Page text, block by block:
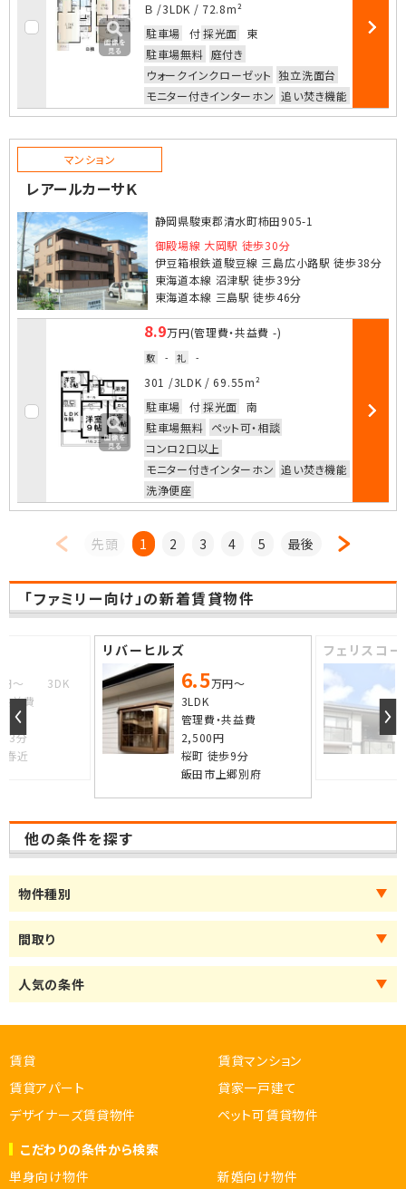
Ｂ /3LDK / 72.8m²
駐車場
付採光面
東
駐車場無料 庭付き
ウォークインクローゼット 独立洗面台
モニター付きインターホン 追い焚き機能
マンション
レアールカーサＫ
静岡県駿東郡清水町柿田905-1
御殿場線 大岡駅 徒歩30分
伊豆箱根鉄道駿豆線 三島広小路駅 徒歩38分
東海道本線 沼津駅 徒歩39分
東海道本線 三島駅 徒歩46分
8.9万円(管理費・共益費 -)
敷 - 礼 -
301 /3LDK /69.55m²
駐車場
付採光面
南
駐車場無料 ペット可・相談
コンロ2口以上
モニター付きインターホン 追い焚き機能
洗浄便座
先頭 1 2 3 4 5 最後
「ファミリー向け」の新着賃貸物件
円～ 3DK
共益費
3分
春近
リバーヒルズ
6.5万円～
3LDK
管理費・共益費
2,500円
桜町 徒歩9分
飯田市上郷別府
フェリスコ
他の条件を探す
物件種別
間取り
人気の条件
賃貸
賃貸マンション
賃貸アパート
貸家一戸建て
デザイナーズ賃貸物件
ペット可賃貸物件
こだわりの条件から検索
単身向け物件
新婚向け物件